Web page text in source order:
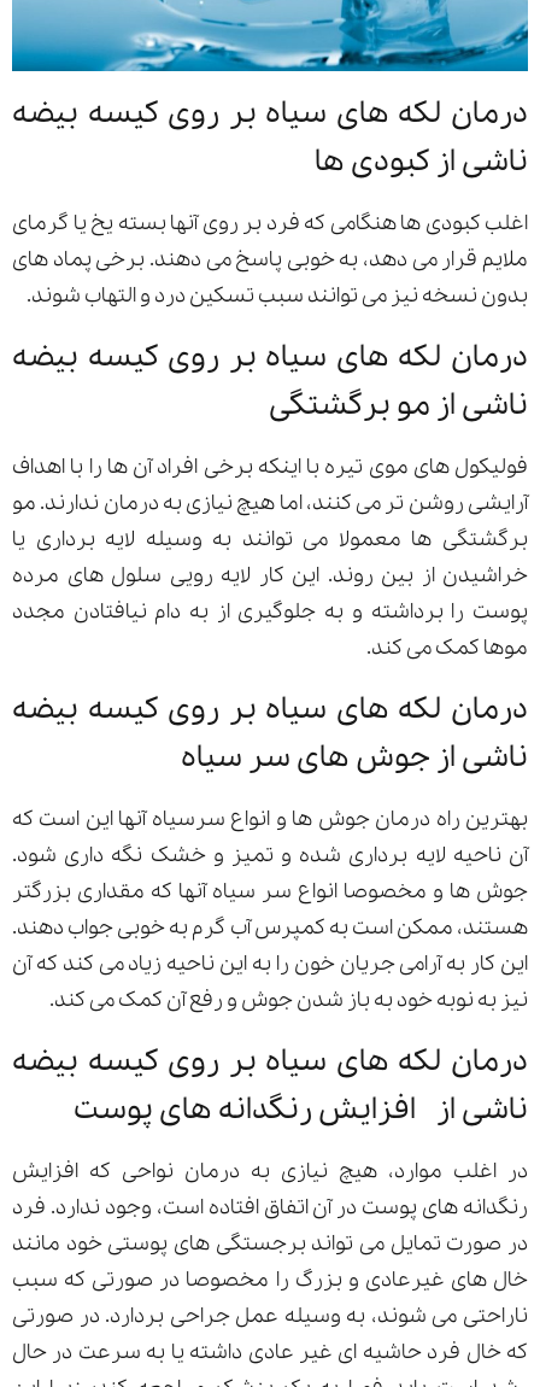
درمان لکه های سیاه بر روی کیسه بیضه
ناشی از کبودی ها
اغلب کبودی ها هنگامی که فرد بر روی آنها بسته یخ یا گرمای
ملایم قرار می دهد، به خوبی پاسخ می دهند. برخی پماد های
بدون نسخه نیز می توانند سبب تسکین درد و التهاب شوند.
درمان لکه های سیاه بر روی کیسه بیضه
ناشی از مو برگشتگی
فولیکول های موی تیره با اینکه برخی افراد آن ها را با اهداف
آرایشی روشن تر می کنند، اما هیچ نیازی به درمان ندارند. مو
برگشتگی ها معمولا می توانند به وسیله لایه برداری یا
خراشیدن از بین روند. این کار لایه­ رویی سلول های مرده
پوست را برداشته و به جلوگیری از به دام نیافتادن مجدد
موها کمک می کند.
درمان لکه های سیاه بر روی کیسه بیضه
ناشی از جوش های سر سیاه
بهترین راه درمان جوش ها و انواع سرسیاه آنها این است که
آن ناحیه لایه برداری شده و تمیز و خشک نگه داری شود.
جوش ها و مخصوصا انواع سر سیاه آنها که مقداری بزرگتر
هستند، ممکن است به کمپرس آب گرم به خوبی جواب دهند.
این کار به آرامی جریان خون را به این ناحیه زیاد می کند که آن
نیز به نوبه خود به باز شدن جوش و رفع آن کمک می کند.
درمان لکه های سیاه بر روی کیسه بیضه
ناشی از افزایش رنگدانه های پوست
در اغلب موارد، هیچ نیازی به درمان نواحی که افزایش
رنگدانه های پوست در آن اتفاق افتاده است، وجود ندارد. فرد
در صورت تمایل می تواند برجستگی های پوستی خود مانند
خال های غیرعادی و بزرگ را مخصوصا در صورتی که سبب
ناراحتی می شوند، به وسیله عمل جراحی بردارد. در صورتی
که خال فرد حاشیه ای غیر عادی داشته یا به سرعت در حال